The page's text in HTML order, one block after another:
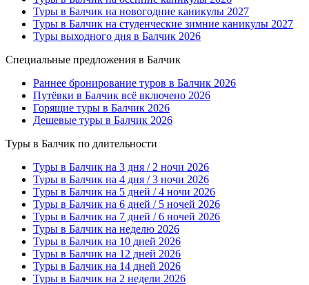
Туры в Балчик на новогодние каникулы 2027
Туры в Балчик на студенческие зимние каникулы 2027
Туры выходного дня в Балчик 2026
Специальные предложения в Балчик
Раннее бронирование туров в Балчик 2026
Путёвки в Балчик всё включено 2026
Горящие туры в Балчик 2026
Дешевые туры в Балчик 2026
Туры в Балчик по длительности
Туры в Балчик на 3 дня / 2 ночи 2026
Туры в Балчик на 4 дня / 3 ночи 2026
Туры в Балчик на 5 дней / 4 ночи 2026
Туры в Балчик на 6 дней / 5 ночей 2026
Туры в Балчик на 7 дней / 6 ночей 2026
Туры в Балчик на неделю 2026
Туры в Балчик на 10 дней 2026
Туры в Балчик на 12 дней 2026
Туры в Балчик на 14 дней 2026
Туры в Балчик на 2 недели 2026